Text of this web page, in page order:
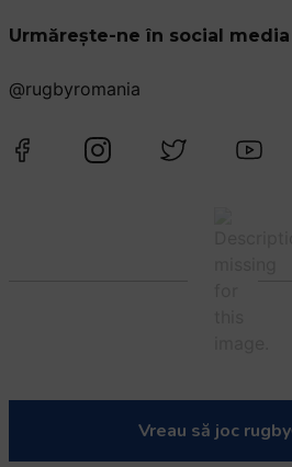
Urmărește-ne în social media
@rugbyromania
Vreau să joc rugby